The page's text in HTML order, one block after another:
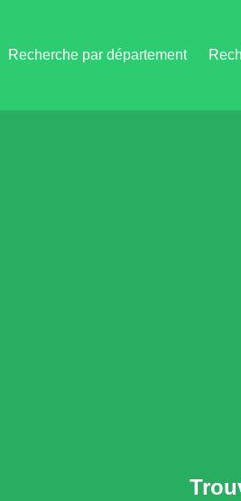
Recherche par département